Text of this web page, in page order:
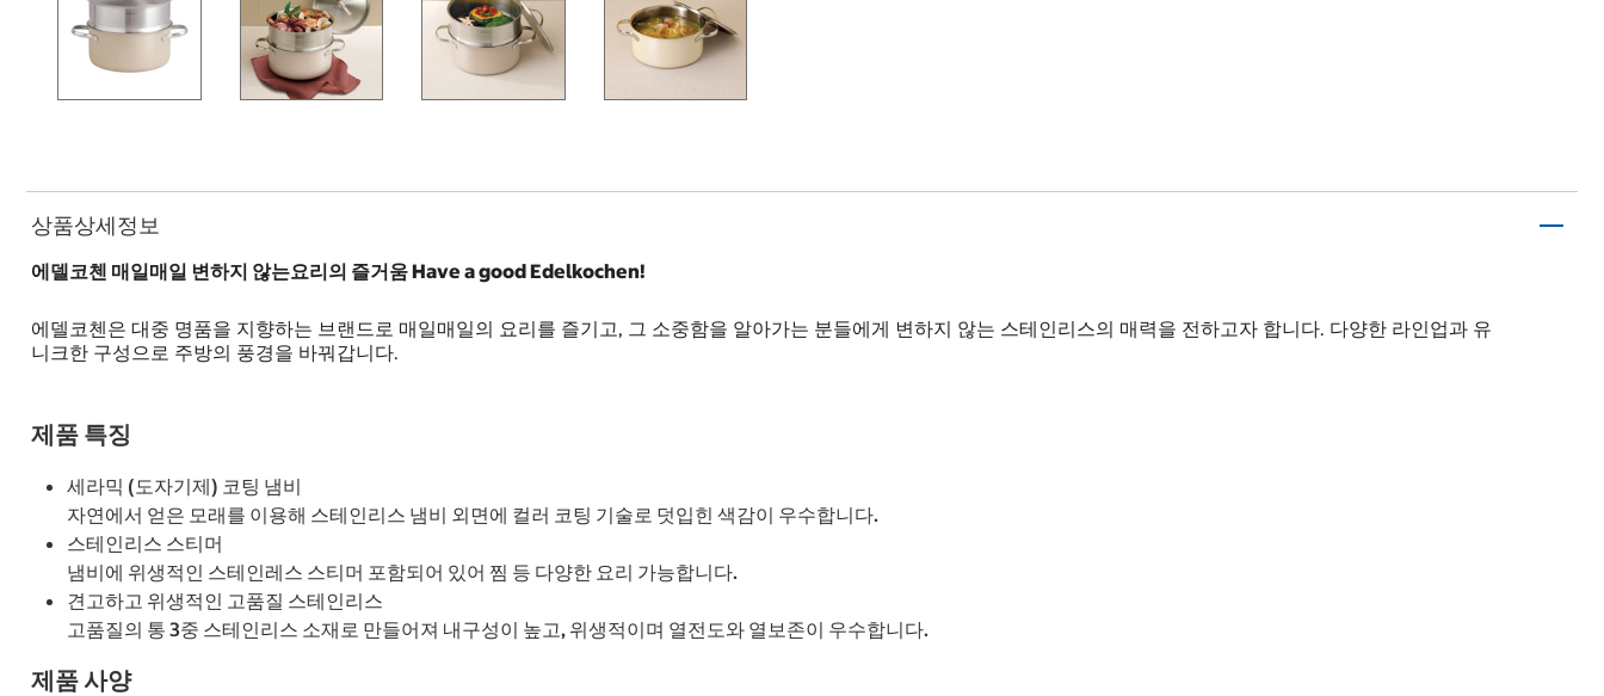
상품상세정보
에델코첸 매일매일 변하지 않는요리의 즐거움 Have a good Edelkochen!
에델코첸은 대중 명품을 지향하는 브랜드로 매일매일의 요리를 즐기고, 그 소중함을 알아가는 분들에게 변하지 않는 스테인리스의 매력을 전하고자 합니다. 다양한 라인업과 유
니크한 구성으로 주방의 풍경을 바꿔갑니다.
제품 특징
세라믹 (도자기제) 코팅 냄비
자연에서 얻은 모래를 이용해 스테인리스 냄비 외면에 컬러 코팅 기술로 덧입힌 색감이 우수합니다.
스테인리스 스티머
냄비에 위생적인 스테인레스 스티머 포함되어 있어 찜 등 다양한 요리 가능합니다.
견고하고 위생적인 고품질 스테인리스
고품질의 통 3중 스테인리스 소재로 만들어져 내구성이 높고, 위생적이며 열전도와 열보존이 우수합니다.
제품 사양